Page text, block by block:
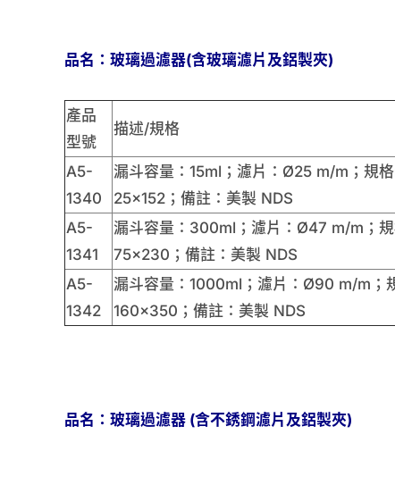
品名：玻璃過濾器(含玻璃濾片及鋁製夾)
產品
型號
描述/規格
A5-
1340
漏斗容量：15ml；濾片：Ø25 m/m；規
25×152；備註：美製 NDS
A5-
1341
漏斗容量：300ml；濾片：Ø47 m/m；規
75×230；備註：美製 NDS
A5-
1342
漏斗容量：1000ml；濾片：Ø90 m/m；
160×350；備註：美製 NDS
品名：玻璃過濾器 (含不銹鋼濾片及鋁製夾)